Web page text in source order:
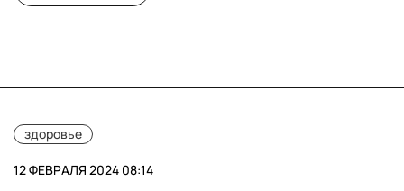
здоровье
12 ФЕВРАЛЯ 2024 08:14